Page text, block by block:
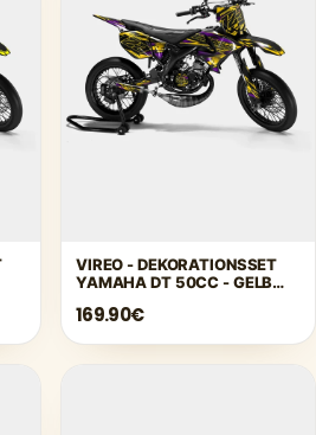
VIREO - DEKORATIONSSET
YAMAHA DT 50CC - GELB
169.90€